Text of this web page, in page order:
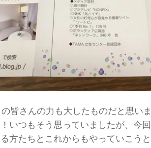
皆さんの力も大したものだと思いま
いつもそう思っていましたが、今回
方たちとこれからもやっていこうと